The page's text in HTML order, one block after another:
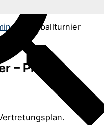
Fußballturnier
– PMG